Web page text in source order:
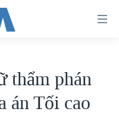
thẩm phán
án Tối cao